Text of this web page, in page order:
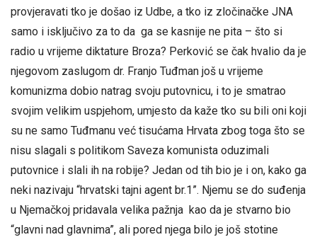
provjeravati tko je došao iz Udbe, a tko iz zločinačke JNA
samo i isključivo za to da ga se kasnije ne pita – što si
radio u vrijeme diktature Broza? Perković se čak hvalio da je
njegovom zaslugom dr. Franjo Tuđman još u vrijeme
komunizma dobio natrag svoju putovnicu, i to je smatrao
svojim velikim uspjehom, umjesto da kaže tko su bili oni koji
su ne samo Tuđmanu već tisućama Hrvata zbog toga što se
nisu slagali s politikom Saveza komunista oduzimali
putovnice i slali ih na robije? Jedan od tih bio je i on, kako ga
neki nazivaju “hrvatski tajni agent br.1”. Njemu se do suđenja
u Njemačkoj pridavala velika pažnja kao da je stvarno bio
“glavni nad glavnima”, ali pored njega bilo je još stotine